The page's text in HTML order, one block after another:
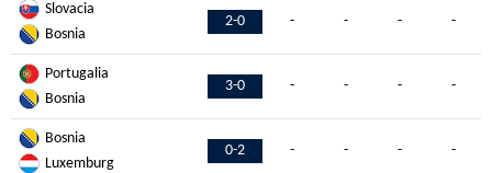
Slovacia
2-0
Bosnia
- - - -
Portugalia
3-0
Bosnia
- - - -
Bosnia
0-2
Luxemburg
- - - -